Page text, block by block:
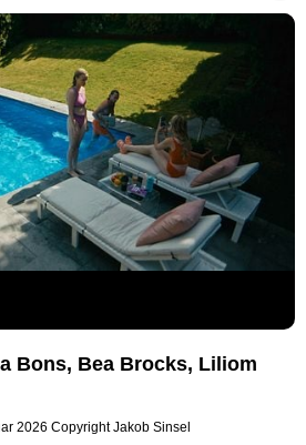
Bons, Bea Brocks, Liliom
2026 Copyright Jakob Sinsel